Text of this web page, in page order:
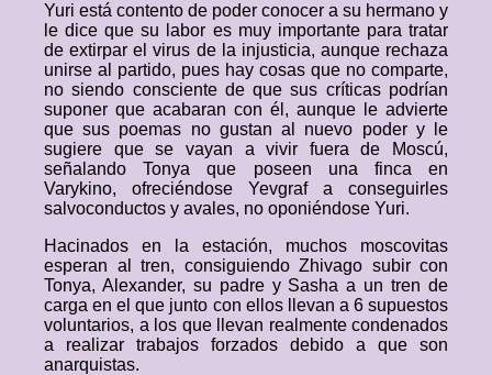
Yuri está contento de poder conocer a su hermano y
le dice que su labor es muy importante para tratar
de extirpar el virus de la injusticia, aunque rechaza
unirse al partido, pues hay cosas que no comparte,
no siendo consciente de que sus críticas podrían
suponer que acabaran con él, aunque le advierte
que sus poemas no gustan al nuevo poder y le
sugiere que se vayan a vivir fuera de Moscú,
señalando Tonya que poseen una finca en
Varykino, ofreciéndose Yevgraf a conseguirles
salvoconductos y avales, no oponiéndose Yuri.
Hacinados en la estación, muchos moscovitas
esperan al tren, consiguiendo Zhivago subir con
Tonya, Alexander, su padre y Sasha a un tren de
carga en el que junto con ellos llevan a 6 supuestos
voluntarios, a los que llevan realmente condenados
a realizar trabajos forzados debido a que son
anarquistas.